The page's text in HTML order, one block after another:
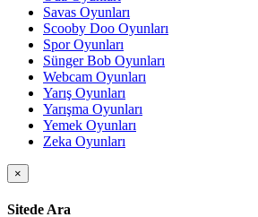
Savas Oyunları
Scooby Doo Oyunları
Spor Oyunları
Sünger Bob Oyunları
Webcam Oyunları
Yarış Oyunları
Yarışma Oyunları
Yemek Oyunları
Zeka Oyunları
×
Sitede Ara